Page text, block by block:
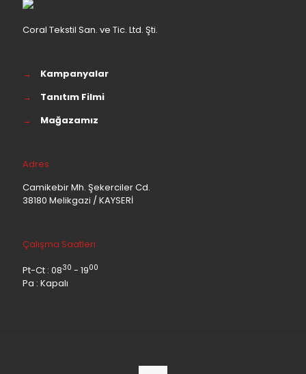
Coral Tekstil San. ve Tic. Ltd. Şti.
→
Kampanyalar
→
Tanıtım Filmi
→
Mağazamız
Adres
Camikebir Mh. Şekerciler Cd.
38180 Melikgazi / KAYSERİ
Çalışma Saatleri
Pt-Ct : 0830 - 1900
Pa : Kapalı